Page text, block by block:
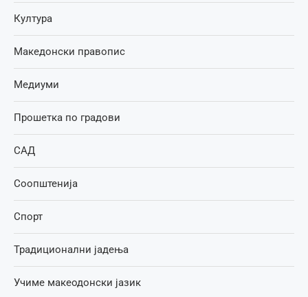
Култура
Македонски правопис
Медиуми
Прошетка по градови
САД
Соопштенија
Спорт
Традиционални јадења
Учиме макеодонски јазик